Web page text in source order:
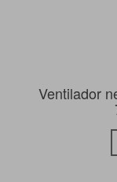
Ventilador